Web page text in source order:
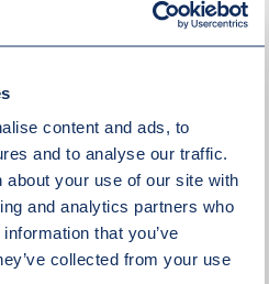
content and ads, to
and to analyse our traffic.
about your use of our site with
and analytics partners who
that you’ve
collected from your use